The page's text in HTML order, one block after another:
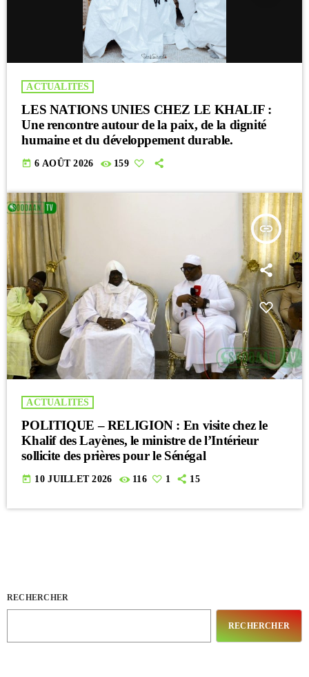
ACTUALITES
LES NATIONS UNIES CHEZ LE KHALIF :
Une rencontre autour de la paix, de la dignité
humaine et du développement durable.
today 6 AOÛT 2026 159
insert_link
ACTUALITES
POLITIQUE – RELIGION : En visite chez le
Khalif des Layènes, le ministre de l’Intérieur
sollicite des prières pour le Sénégal
today 10 JUILLET 2026 116 1 15
RECHERCHER
RECHERCHER